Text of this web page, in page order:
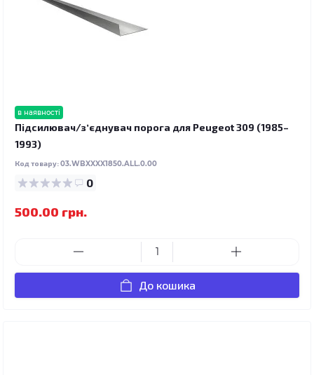
в наявності
Підсилювач/зʼєднувач порога для Peugeot 309 (1985–
1993)
Код товару:03.WBXXXX1850.ALL.0.00
0
500.00 грн.
До кошика